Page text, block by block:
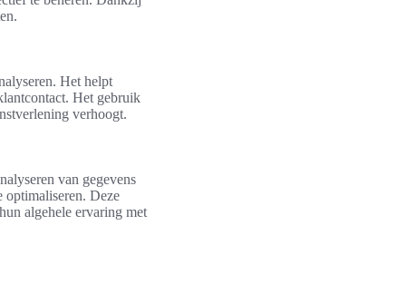
Het helpt
Het gebruik
verhoogt.
van gegevens
optimaliseren. Deze
algehele ervaring met